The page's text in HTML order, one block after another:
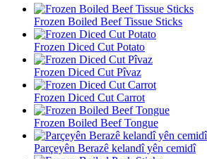
Frozen Boiled Beef Tissue Sticks
Frozen Diced Cut Potato
Frozen Diced Cut Pîvaz
Frozen Diced Cut Carrot
Frozen Boiled Beef Tongue
Parçeyên Berazê kelandî yên cemidî